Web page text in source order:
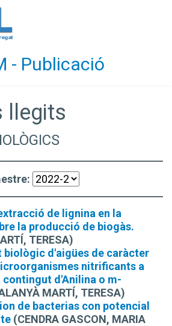
- Publicació
llegits
de lignina en la
la producció de biogàs.
TERESA)
biològic d'aigües de caràcter
nitrificants a
contingut d'Anilina o m-
MARTÍ, TERESA)
de bacterias con potencial
(CENDRA GASCON, MARIA